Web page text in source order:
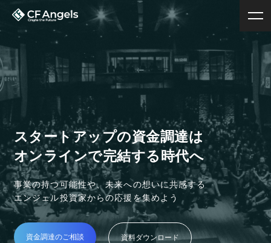
スタートアップの資金調達は
オンラインで完結する時代へ
事業の持つ可能性や、未来への想いに共感する
エンジェル投資家からの応援を集めよう
資金調達のご相談 資料ダウンロード